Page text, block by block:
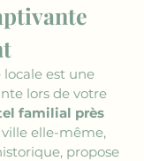
est une
lors de votre
familial près
ville elle-même,
propose